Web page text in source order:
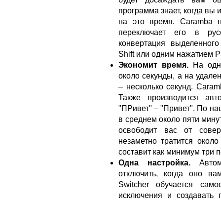
программа знает, когда вы
на это время. Caramba
переключает его в
конвертация
Shift или одним нажатием
Экономит время.
На
около секунды, а на
– несколько секунд.
Также производится
"ПРивет" – "Привет". По
в среднем около пяти
освободит вас от
незаметно тратится
составит как минимум три
Одна настройка.
отключить, когда оно
Switcher обучается
исключения и создавать